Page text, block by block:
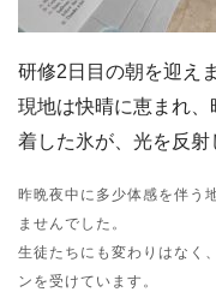
研修2日目の朝を迎え
現地は快晴に恵まれ
着した氷が、光を反射
昨晩夜中に多少体感を伴う
ませんでした。
生徒たちにも変わりはなく
ンを受けています。